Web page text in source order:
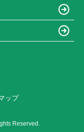
ップ
Reserved.